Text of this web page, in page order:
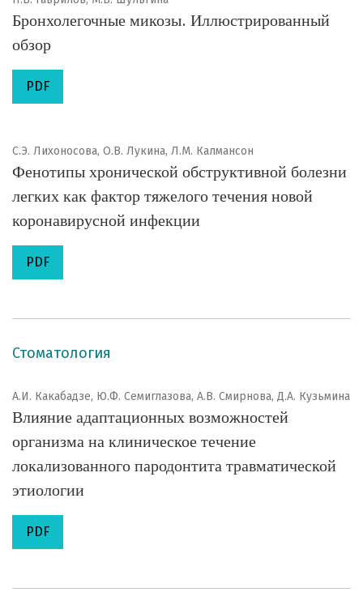
Бронхолегочные микозы. Иллюстрированный
обзор
PDF
С.Э. Лихоносова, О.В. Лукина, Л.М. Калмансон
Фенотипы хронической обструктивной болезни
легких как фактор тяжелого течения новой
коронавирусной инфекции
PDF
Стоматология
А.И. Какабадзе, Ю.Ф. Семиглазова, А.В. Смирнова, Д.А. Кузьмина
Влияние адаптационных возможностей
организма на клиническое течение
локализованного пародонтита травматической
этиологии
PDF